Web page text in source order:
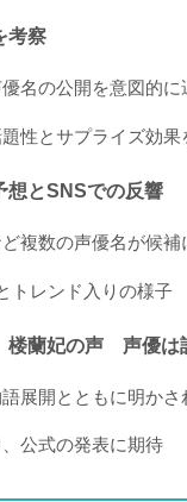
考察
名の公開を意図的に
性とサプライズ効
想とSNSでの反響
複数の声優名が候補
トレンド入りの様子
蘭妃の声 声優は
展開とともに明かさ
公式の発表に期待